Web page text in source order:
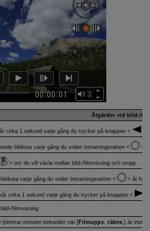
Åtgärder vid bild-/
cirka 1 sekund varje gång du trycker på knappen
bildruta varje gång du vrider inmatningsratten
om du vill växla mellan bild-/filmvisning och stopp.
varje gång du vrider inmatningsratten åt
cirka 1 sekund varje gång du trycker på knappen
filmvisning
(timmar:minuter:sekunder när [ Filmupps. räkne.] är